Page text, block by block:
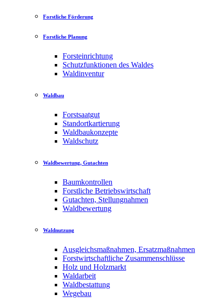
Forstliche Förderung
Forstliche Planung
Forsteinrichtung
Schutzfunktionen des Waldes
Waldinventur
Waldbau
Forstsaatgut
Standortkartierung
Waldbaukonzepte
Waldschutz
Waldbewertung, Gutachten
Baumkontrollen
Forstliche Betriebswirtschaft
Gutachten, Stellungnahmen
Waldbewertung
Waldnutzung
Ausgleichsmaßnahmen, Ersatzmaßnahmen
Forstwirtschaftliche Zusammenschlüsse
Holz und Holzmarkt
Waldarbeit
Waldbestattung
Wegebau